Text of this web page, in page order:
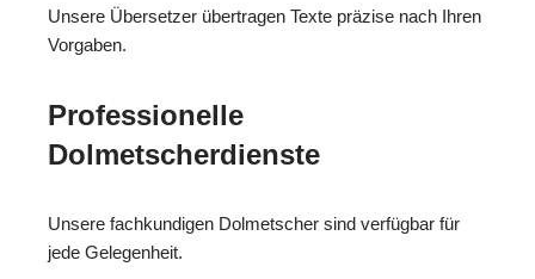
Unsere Übersetzer übertragen Texte präzise nach Ihren
Vorgaben.
Professionelle
Dolmetscherdienste
Unsere fachkundigen Dolmetscher sind verfügbar für
jede Gelegenheit.